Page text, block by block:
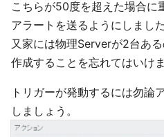
こちらが50度を超えた場合に
アラートを送るようにしました
又家には物理Serverが2台あ
作成することを忘れてはいけま
トリガーが発動するには勿論
しましょう。